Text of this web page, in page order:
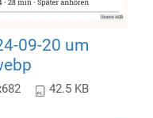
09-20 um
42.5 KB